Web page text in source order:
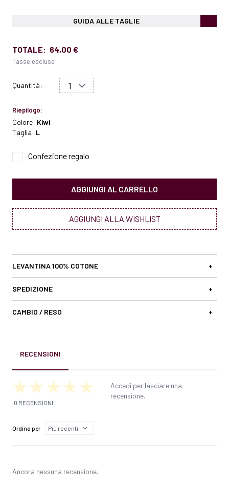
GUIDA ALLE TAGLIE
TOTALE: 64,00 €
Tasse escluse
Quantità:
Riepilogo:
Colore: Kiwi
Taglia: L
Confezione regalo
AGGIUNGI AL CARRELLO
AGGIUNGI ALLA WISHLIST
LEVANTINA 100% COTONE +
SPEDIZIONE +
CAMBIO / RESO +
RECENSIONI
0 RECENSIONI
Accedi per lasciare una
recensione.
Ordina per
Ancora nessuna recensione.